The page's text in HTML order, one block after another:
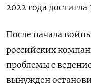
2022 года
После начала
российских
проблемы с
вынужден